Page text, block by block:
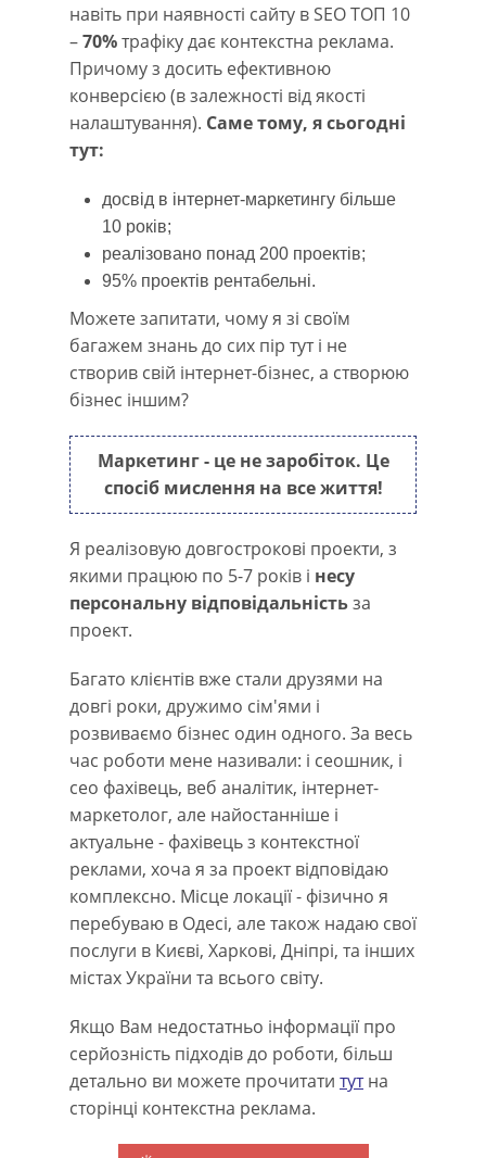
навіть при наявності сайту в SEO ТОП 10
–70%трафіку дає контекстна реклама.
Причому з досить ефективною
конверсією (в залежності від якості
налаштування). Саме тому, я сьогодні
тут:
досвід в інтернет-маркетингу більше
10 років;
реалізовано понад 200 проектів;
95% проектів рентабельні.
Можете запитати, чому я зі своїм
багажем знань до сих пір тут і не
створив свій інтернет-бізнес, а створюю
бізнес іншим?
Маркетинг - це не заробіток. Це
спосіб мислення на все життя!
Я реалізовую довгострокові проекти, з
якими працюю по 5-7 років і несу
персональну відповідальністьза
проект.
Багато клієнтів вже стали друзями на
довгі роки, дружимо сім'ями і
розвиваємо бізнес один одного. За весь
час роботи мене називали: і сеошник, і
сео фахівець, веб аналітик, інтернет-
маркетолог, але найостанніше і
актуальне - фахівець з контекстної
реклами, хоча я за проект відповідаю
комплексно. Місце локації - фізично я
перебуваю в Одесі, але також надаю свої
послуги в Києві, Харкові, Дніпрі, та інших
містах України та всього світу.
Якщо Вам недостатньо інформації про
серйозність підходів до роботи, більш
детально ви можете прочитати тутна
сторінці контекстна реклама.